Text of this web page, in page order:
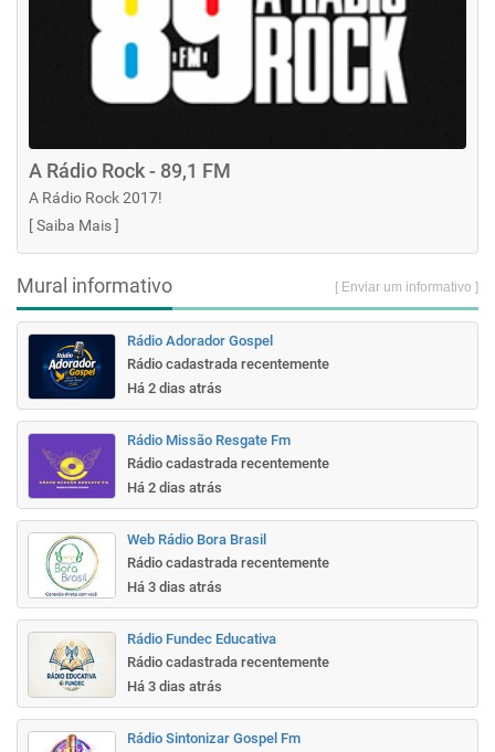
A Rádio Rock - 89,1 FM
A Rádio Rock 2017!
[Saiba Mais]
Mural informativo [ Enviar um informativo ]
Rádio Adorador Gospel
Rádio cadastrada recentemente
Há 2 dias atrás
Rádio Missão Resgate Fm
Rádio cadastrada recentemente
Há 2 dias atrás
Web Rádio Bora Brasil
Rádio cadastrada recentemente
Há 3 dias atrás
Rádio Fundec Educativa
Rádio cadastrada recentemente
Há 3 dias atrás
Rádio Sintonizar Gospel Fm